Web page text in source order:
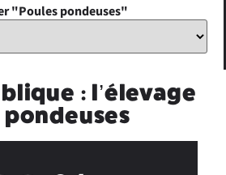
"Poules pondeuses"
: l’élevage